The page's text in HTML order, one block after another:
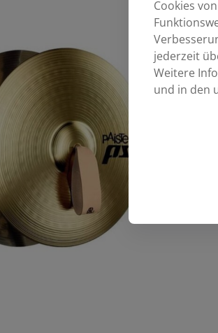
Cookies
jederzeit
Weitere
und in den